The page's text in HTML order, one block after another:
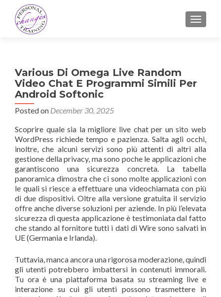
Various Di Omega Live Random
Video Chat E Programmi Simili Per
Android Softonic
Posted on December 30, 2025
Scoprire quale sia la migliore live chat per un sito web
WordPress richiede tempo e pazienza. Salta agli occhi,
inoltre, che alcuni servizi sono più attenti di altri alla
gestione della privacy, ma sono poche le applicazioni che
garantiscono una sicurezza concreta. La tabella
panoramica dimostra che ci sono molte applicazioni con
le quali si riesce a effettuare una videochiamata con più
di due dispositivi. Oltre alla versione gratuita il servizio
offre anche diverse soluzioni per aziende. In più l’elevata
sicurezza di questa applicazione è testimoniata dal fatto
che stando al fornitore tutti i dati di Wire sono salvati in
UE (Germania e Irlanda).
Tuttavia, manca ancora una rigorosa moderazione, quindi
gli utenti potrebbero imbattersi in contenuti immorali.
Tu ora è una piattaforma basata su streaming live e
interazione su cui gli utenti possono trasmettere in